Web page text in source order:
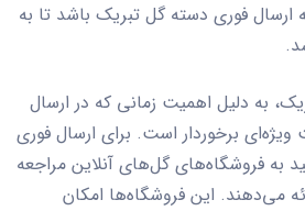
ارسال فوری دسته گل تبریک باشد تا به
به دلیل اهمیت زمانی که در ارسال
برخوردار است. برای ارسال فوری
به فروشگاه‌های گل‌های آنلاین مراجعه
می‌دهند. این فروشگاه‌ها امکان